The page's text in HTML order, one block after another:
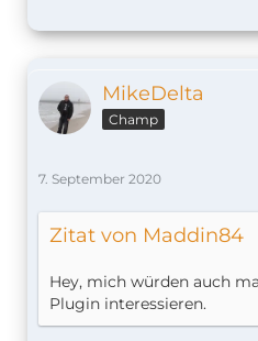
MikeDelta
Champ
7. September 2020
Zitat von Maddin84
Hey, mich würden auch
Plugin interessieren.